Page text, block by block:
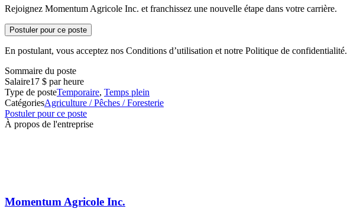
Rejoignez Momentum Agricole Inc. et franchissez une nouvelle étape dans votre carrière.
Postuler pour ce poste
En postulant, vous acceptez nos Conditions d’utilisation et notre Politique de confidentialité.
Sommaire du poste
Salaire17 $ par heure
Type de posteTemporaire, Temps plein
CatégoriesAgriculture / Pêches / Foresterie
Postuler pour ce poste
À propos de l'entreprise
Momentum Agricole Inc.